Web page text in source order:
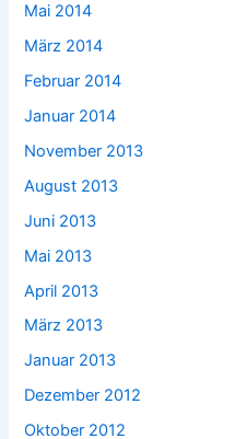
Mai 2014
März 2014
Februar 2014
Januar 2014
November 2013
August 2013
Juni 2013
Mai 2013
April 2013
März 2013
Januar 2013
Dezember 2012
Oktober 2012